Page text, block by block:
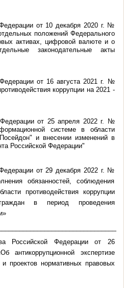
от 10 декабря 2020 г. №
положений Федерального
активах, цифровой валюте и о
законодательные акты
от 16 августа 2021 г. №
коррупции на 2021 -
от 25 апреля 2022 г. №
системе в области
и внесении изменений в
Российской Федерации"
от 29 декабря 2022 г. №
обязанностей, соблюдения
противодействия коррупции
в период проведения
Российской Федерации от 26
экспертизе
проектов нормативных правовых